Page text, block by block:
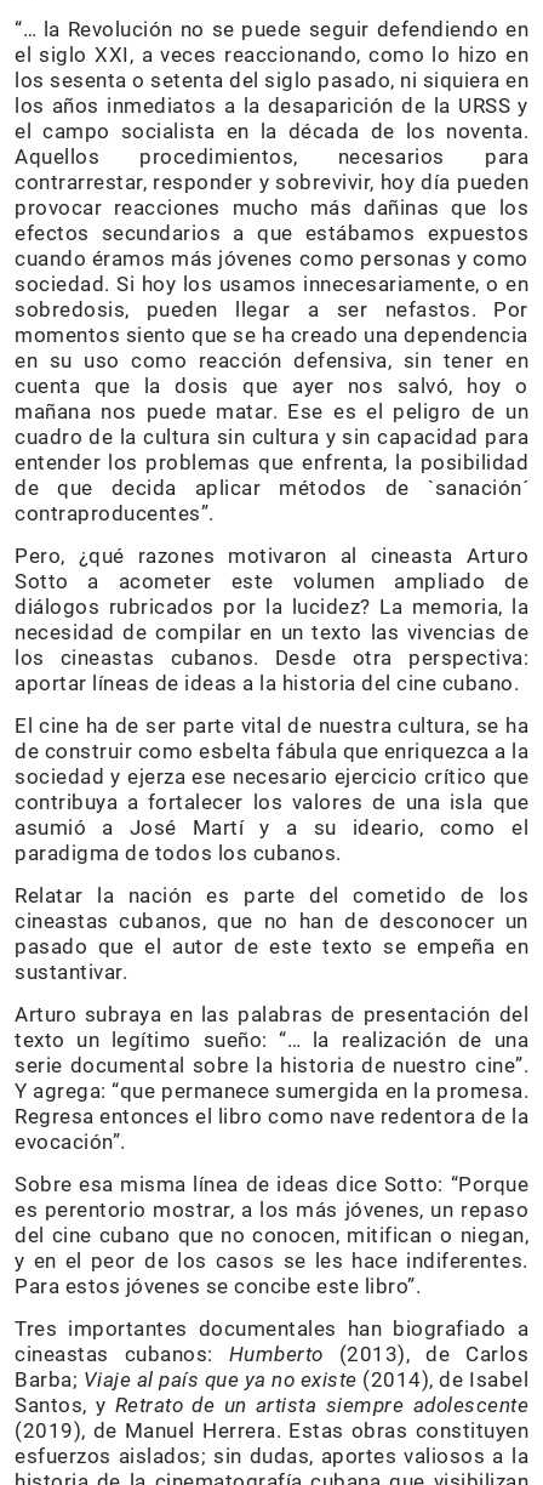
“… la Revolución no se puede seguir defendiendo en
el siglo XXI, a veces reaccionando, como lo hizo en
los sesenta o setenta del siglo pasado, ni siquiera en
los años inmediatos a la desaparición de la URSS y
el campo socialista en la década de los noventa.
Aquellos procedimientos, necesarios para
contrarrestar, responder y sobrevivir, hoy día pueden
provocar reacciones mucho más dañinas que los
efectos secundarios a que estábamos expuestos
cuando éramos más jóvenes como personas y como
sociedad. Si hoy los usamos innecesariamente, o en
sobredosis, pueden llegar a ser nefastos. Por
momentos siento que se ha creado una dependencia
en su uso como reacción defensiva, sin tener en
cuenta que la dosis que ayer nos salvó, hoy o
mañana nos puede matar. Ese es el peligro de un
cuadro de la cultura sin cultura y sin capacidad para
entender los problemas que enfrenta, la posibilidad
de que decida aplicar métodos de `sanación´
contraproducentes”.
Pero, ¿qué razones motivaron al cineasta Arturo
Sotto a acometer este volumen ampliado de
diálogos rubricados por la lucidez? La memoria, la
necesidad de compilar en un texto las vivencias de
los cineastas cubanos. Desde otra perspectiva:
aportar líneas de ideas a la historia del cine cubano.
El cine ha de ser parte vital de nuestra cultura, se ha
de construir como esbelta fábula que enriquezca a la
sociedad y ejerza ese necesario ejercicio crítico que
contribuya a fortalecer los valores de una isla que
asumió a José Martí y a su ideario, como el
paradigma de todos los cubanos.
Relatar la nación es parte del cometido de los
cineastas cubanos, que no han de desconocer un
pasado que el autor de este texto se empeña en
sustantivar.
Arturo subraya en las palabras de presentación del
texto un legítimo sueño: “… la realización de una
serie documental sobre la historia de nuestro cine”.
Y agrega: “que permanece sumergida en la promesa.
Regresa entonces el libro como nave redentora de la
evocación”.
Sobre esa misma línea de ideas dice Sotto: “Porque
es perentorio mostrar, a los más jóvenes, un repaso
del cine cubano que no conocen, mitifican o niegan,
y en el peor de los casos se les hace indiferentes.
Para estos jóvenes se concibe este libro”.
Tres importantes documentales han biografiado a
cineastas cubanos: Humberto (2013), de Carlos
Barba; Viaje al país que ya no existe (2014), de Isabel
Santos, y Retrato de un artista siempre adolescente
(2019), de Manuel Herrera. Estas obras constituyen
esfuerzos aislados; sin dudas, aportes valiosos a la